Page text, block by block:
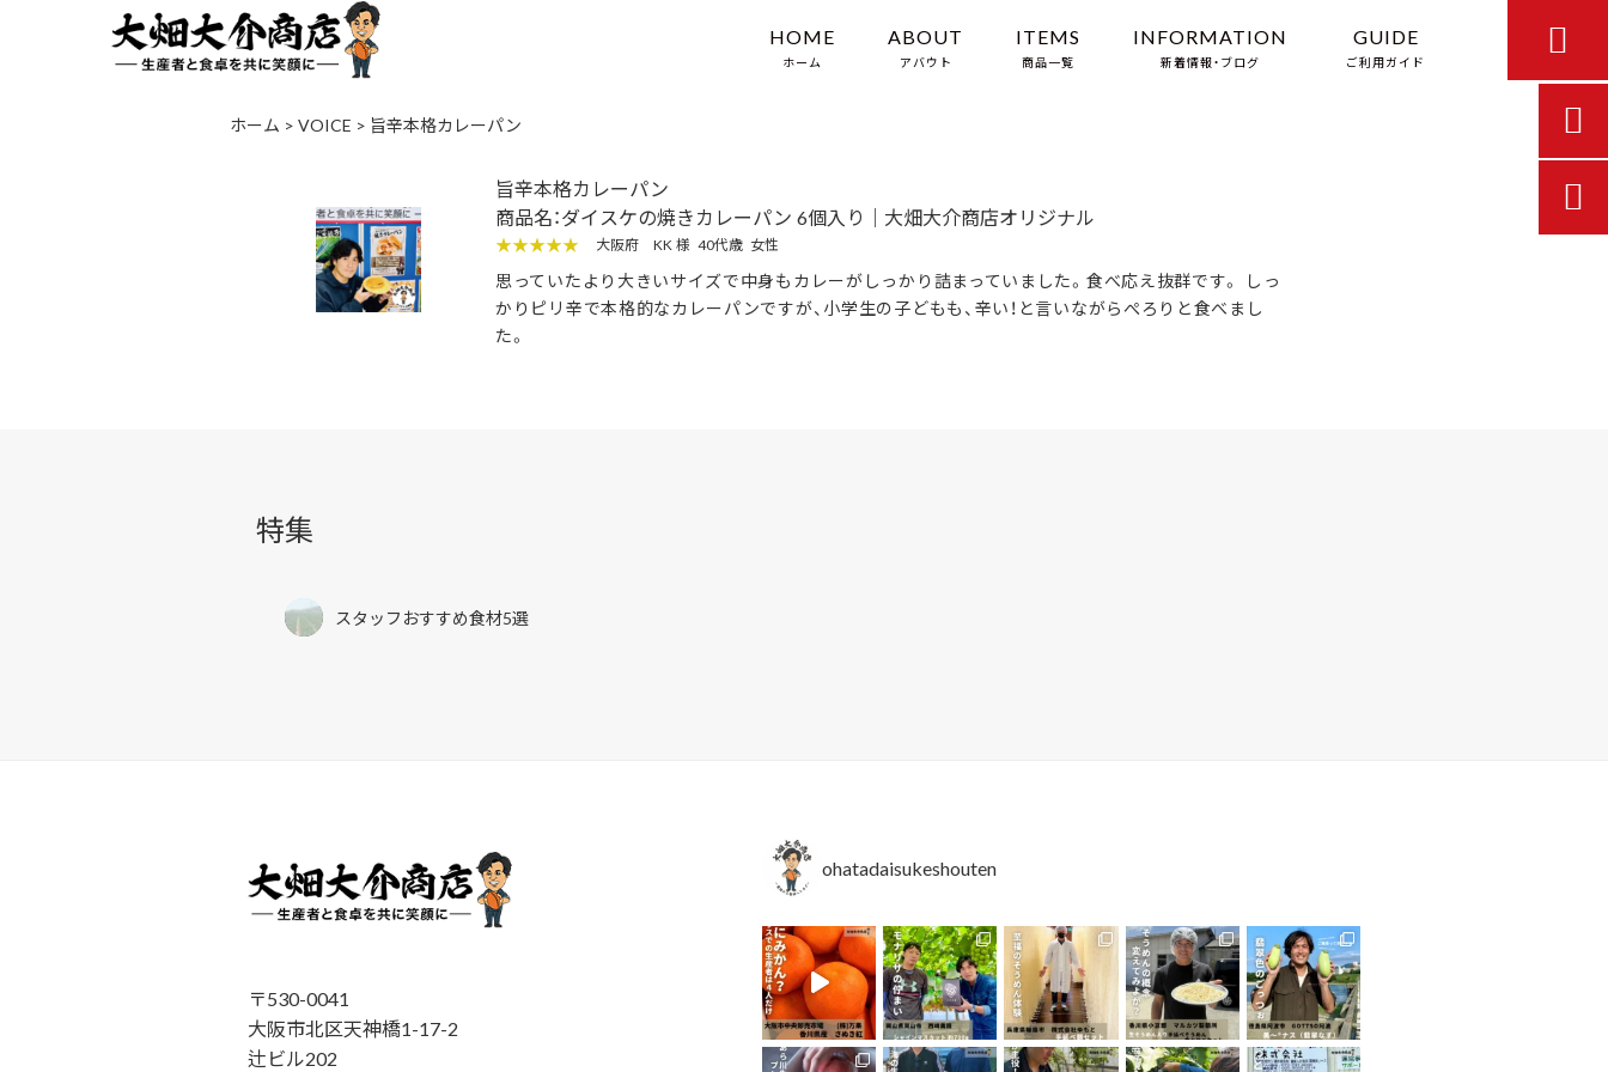
HOME
ホーム
ABOUT
アバウト
ITEMS
商品一覧
INFORMATION
新着情報・ブログ
GUIDE
ご利用ガイド

ホーム > VOICE > 旨辛本格カレーパン
旨辛本格カレーパン
商品名：ダイスケの焼きカレーパン 6個入り｜大畑大介商店オリジナル
★★★★★ 大阪府 KK 様 40代歳 女性
思っていたより大きいサイズで中身もカレーがしっかり詰まっていました。食べ応え抜群です。 しっ
かりピリ辛で本格的なカレーパンですが、小学生の子どもも、辛い！と言いながらぺろりと食べまし
た。
特集
スタッフおすすめ食材5選
〒530-0041
大阪市北区天神橋1-17-2
辻ビル202
ohatadaisukeshouten

